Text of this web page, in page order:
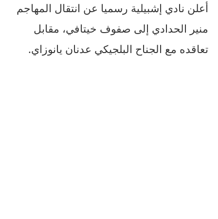
أعلن نادي إشبيلية رسميا عن انتقال المهاجم
منير الحدادي إلى صفوف خيتافي، مقابل
تعاقده مع الجناح البلجيكي عدنان يانوزاي.